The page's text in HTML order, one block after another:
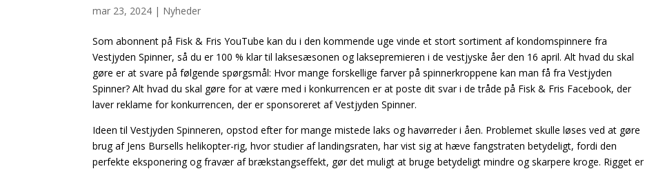
mar 23, 2024 | Nyheder
Som abonnent på Fisk & Fris YouTube kan du i den kommende uge vinde et stort sortiment af kondomspinnere fra
Vestjyden Spinner, så du er 100 % klar til laksesæsonen og laksepremieren i de vestjyske åer den 16 april. Alt hvad du skal
gøre er at svare på følgende spørgsmål: Hvor mange forskellige farver på spinnerkroppene kan man få fra Vestjyden
Spinner? Alt hvad du skal gøre for at være med i konkurrencen er at poste dit svar i de tråde på Fisk & Fris Facebook, der
laver reklame for konkurrencen, der er sponsoreret af Vestjyden Spinner.
Ideen til Vestjyden Spinneren, opstod efter for mange mistede laks og havørreder i åen. Problemet skulle løses ved at gøre
brug af Jens Bursells helikopter-rig, hvor studier af landingsraten, har vist sig at hæve fangstraten betydeligt, fordi den
perfekte eksponering og fravær af brækstangseffekt, gør det muligt at bruge betydeligt mindre og skarpere kroge. Rigget er